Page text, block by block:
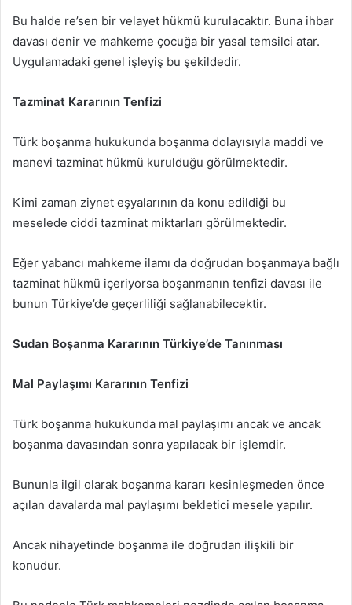
Bu halde re’sen bir velayet hükmü kurulacaktır. Buna ihbar
davası denir ve mahkeme çocuğa bir yasal temsilci atar.
Uygulamadaki genel işleyiş bu şekildedir.
Tazminat Kararının Tenfizi
Türk boşanma hukukunda boşanma dolayısıyla maddi ve
manevi tazminat hükmü kurulduğu görülmektedir.
Kimi zaman ziynet eşyalarının da konu edildiği bu
meselede ciddi tazminat miktarları görülmektedir.
Eğer yabancı mahkeme ilamı da doğrudan boşanmaya bağlı
tazminat hükmü içeriyorsa boşanmanın tenfizi davası ile
bunun Türkiye’de geçerliliği sağlanabilecektir.
Sudan Boşanma Kararının Türkiye’de Tanınması
Mal Paylaşımı Kararının Tenfizi
Türk boşanma hukukunda mal paylaşımı ancak ve ancak
boşanma davasından sonra yapılacak bir işlemdir.
Bununla ilgil olarak boşanma kararı kesinleşmeden önce
açılan davalarda mal paylaşımı bekletici mesele yapılır.
Ancak nihayetinde boşanma ile doğrudan ilişkili bir
konudur.